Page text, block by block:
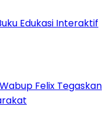
Edukasi Interaktif
Felix Tegaskan